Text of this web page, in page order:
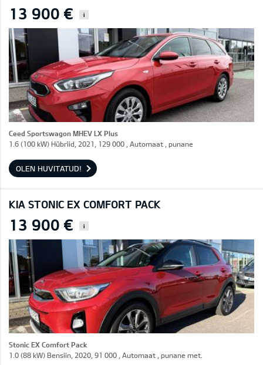
13 900 € i
Ceed Sportswagon MHEV LX Plus
1.6 (100 kW) Hübriid, 2021, 129 000 , Automaat , punane
OLEN HUVITATUD!
KIA STONIC EX COMFORT PACK
13 900 € i
Stonic EX Comfort Pack
1.0 (88 kW) Bensiin, 2020, 91 000 , Automaat , punane met.